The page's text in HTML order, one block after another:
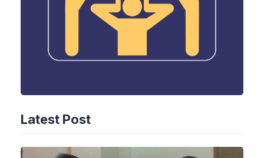
Latest Post